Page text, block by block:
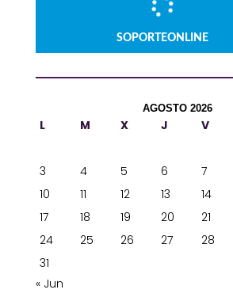
SOPORTEONLINE
AGOSTO 2026
L M X J V
3
4 5 6 7
10
11 12 13 14
17
18 19 20 21
24
25 26 27 28
31
« Jun